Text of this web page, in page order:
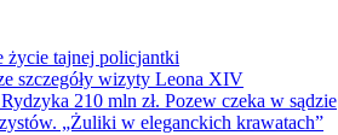
życie tajnej policjantki
szczegóły wizyty Leona XIV
210 mln zł. Pozew czeka w sądzie
„Żuliki w eleganckich krawatach”